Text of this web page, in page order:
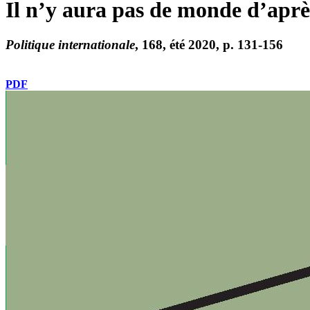
Il n’y aura pas de monde
Politique internationale, 168, été 2020, p. 131-156
PDF